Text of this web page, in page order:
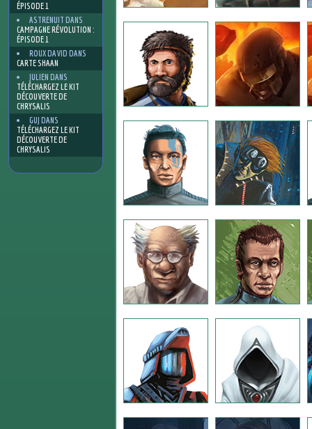
ÉPISODE 1
ASTRENUIT DANS
CAMPAGNE RÉVOLUTION :
ÉPISODE 1
ROUX DAVID DANS
CARTE SHAAN
JULIEN DANS
TÉLÉCHARGEZ LE KIT
DÉCOUVERTE DE
CHRYSALIS
GUJ DANS
TÉLÉCHARGEZ LE KIT
DÉCOUVERTE DE
CHRYSALIS